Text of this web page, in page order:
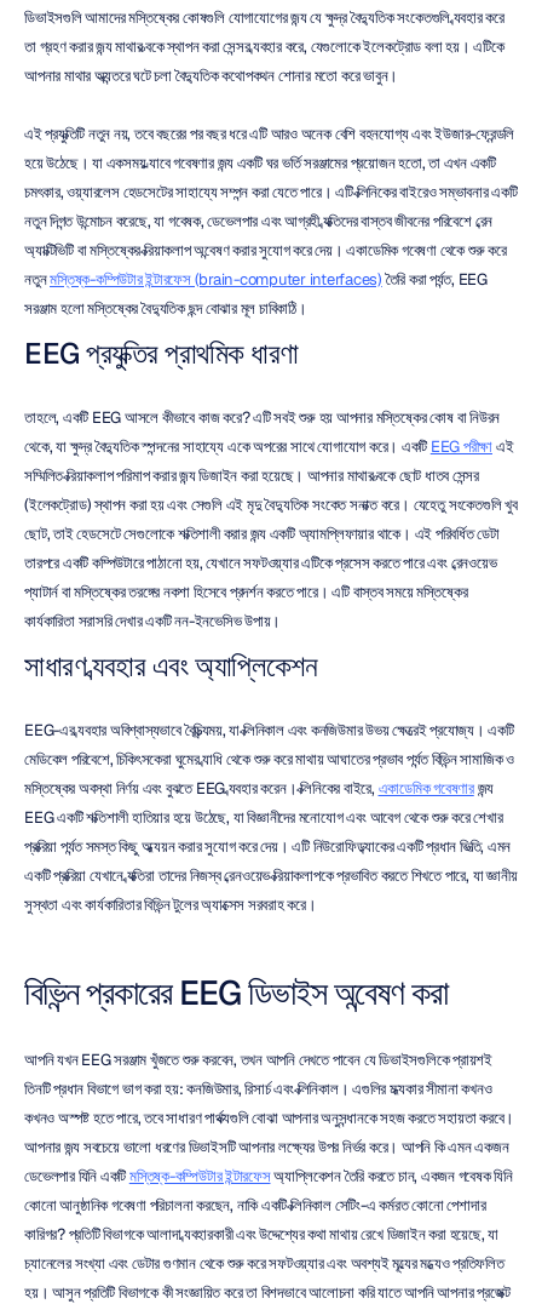
ডিভাইসগুলি আমাদের মস্তিষ্কের কোষগুলি যোগাযোগের জন্য যে ক্ষুদ্র বৈদ্যুতিক সংকেতগুলি ব্যবহার করে
তা গ্রহণ করার জন্য মাথার ত্বকে স্থাপন করা সেন্সর ব্যবহার করে, যেগুলোকে ইলেকট্রোড বলা হয়। এটিকে
আপনার মাথার অভ্যন্তরে ঘটে চলা বৈদ্যুতিক কথোপকথন শোনার মতো করে ভাবুন।
এই প্রযুক্তিটি নতুন নয়, তবে বছরের পর বছর ধরে এটি আরও অনেক বেশি বহনযোগ্য এবং ইউজার-ফ্রেন্ডলি
হয়ে উঠেছে। যা একসময় ল্যাবে গবেষণার জন্য একটি ঘর ভর্তি সরঞ্জামের প্রয়োজন হতো, তা এখন একটি
চমৎকার, ওয়্যারলেস হেডসেটের সাহায্যে সম্পন্ন করা যেতে পারে। এটি ক্লিনিকের বাইরেও সম্ভাবনার একটি
নতুন দিগন্ত উন্মোচন করেছে, যা গবেষক, ডেভেলপার এবং আগ্রহী ব্যক্তিদের বাস্তব জীবনের পরিবেশে ব্রেন
অ্যাক্টিভিটি বা মস্তিষ্কের ক্রিয়াকলাপ অন্বেষণ করার সুযোগ করে দেয়। একাডেমিক গবেষণা থেকে শুরু করে
নতুন মস্তিষ্ক-কম্পিউটার ইন্টারফেস (brain-computer interfaces) তৈরি করা পর্যন্ত, EEG
সরঞ্জাম হলো মস্তিষ্কের বৈদ্যুতিক ছন্দ বোঝার মূল চাবিকাঠি।
EEG প্রযুক্তির প্রাথমিক ধারণা
তাহলে, একটি EEG আসলে কীভাবে কাজ করে? এটি সবই শুরু হয় আপনার মস্তিষ্কের কোষ বা নিউরন
থেকে, যা ক্ষুদ্র বৈদ্যুতিক স্পন্দনের সাহায্যে একে অপরের সাথে যোগাযোগ করে। একটি EEG পরীক্ষা এই
সম্মিলিত ক্রিয়াকলাপ পরিমাপ করার জন্য ডিজাইন করা হয়েছে। আপনার মাথার ত্বকে ছোট ধাতব সেন্সর
(ইলেকট্রোড) স্থাপন করা হয় এবং সেগুলি এই মৃদু বৈদ্যুতিক সংকেত সনাক্ত করে। যেহেতু সংকেতগুলি খুব
ছোট, তাই হেডসেটে সেগুলোকে শক্তিশালী করার জন্য একটি অ্যামপ্লিফায়ার থাকে। এই পরিবর্ধিত ডেটা
তারপরে একটি কম্পিউটারে পাঠানো হয়, যেখানে সফটওয়্যার এটিকে প্রসেস করতে পারে এবং ব্রেনওয়েভ
প্যাটার্ন বা মস্তিষ্কের তরঙ্গের নকশা হিসেবে প্রদর্শন করতে পারে। এটি বাস্তব সময়ে মস্তিষ্কের
কার্যকারিতা সরাসরি দেখার একটি নন-ইনভেসিভ উপায়।
সাধারণ ব্যবহার এবং অ্যাপ্লিকেশন
EEG-এর ব্যবহার অবিশ্বাস্যভাবে বৈচিত্র্যময়, যা ক্লিনিকাল এবং কনজিউমার উভয় ক্ষেত্রেই প্রযোজ্য। একটি
মেডিকেল পরিবেশে, চিকিৎসকেরা ঘুমের ব্যাধি থেকে শুরু করে মাথায় আঘাতের প্রভাব পর্যন্ত বিভিন্ন সামাজিক ও
মস্তিষ্কের অবস্থা নির্ণয় এবং বুঝতে EEG ব্যবহার করেন। ক্লিনিকের বাইরে, একাডেমিক গবেষণার জন্য
EEG একটি শক্তিশালী হাতিয়ার হয়ে উঠেছে, যা বিজ্ঞানীদের মনোযোগ এবং আবেগ থেকে শুরু করে শেখার
প্রক্রিয়া পর্যন্ত সমস্ত কিছু অধ্যয়ন করার সুযোগ করে দেয়। এটি নিউরোফিডব্যাকের একটি প্রধান ভিত্তি, এমন
একটি প্রক্রিয়া যেখানে ব্যক্তিরা তাদের নিজস্ব ব্রেনওয়েভ ক্রিয়াকলাপকে প্রভাবিত করতে শিখতে পারে, যা জ্ঞানীয়
সুস্থতা এবং কার্যকারিতার বিভিন্ন টুলের অ্যাক্সেস সরবরাহ করে।
বিভিন্ন প্রকারের EEG ডিভাইস অন্বেষণ করা
আপনি যখন EEG সরঞ্জাম খুঁজতে শুরু করবেন, তখন আপনি দেখতে পাবেন যে ডিভাইসগুলিকে প্রায়শই
তিনটি প্রধান বিভাগে ভাগ করা হয়: কনজিউমার, রিসার্চ এবং ক্লিনিকাল। এগুলির মধ্যকার সীমানা কখনও
কখনও অস্পষ্ট হতে পারে, তবে সাধারণ পার্থক্যগুলি বোঝা আপনার অনুসন্ধানকে সহজ করতে সহায়তা করবে।
আপনার জন্য সবচেয়ে ভালো ধরণের ডিভাইসটি আপনার লক্ষ্যের উপর নির্ভর করে। আপনি কি এমন একজন
ডেভেলপার যিনি একটি মস্তিষ্ক-কম্পিউটার ইন্টারফেস অ্যাপ্লিকেশন তৈরি করতে চান, একজন গবেষক যিনি
কোনো আনুষ্ঠানিক গবেষণা পরিচালনা করছেন, নাকি একটি ক্লিনিকাল সেটিং-এ কর্মরত কোনো পেশাদার
কারিগর? প্রতিটি বিভাগকে আলাদা ব্যবহারকারী এবং উদ্দেশ্যের কথা মাথায় রেখে ডিজাইন করা হয়েছে, যা
চ্যানেলের সংখ্যা এবং ডেটার গুণমান থেকে শুরু করে সফটওয়্যার এবং অবশ্যই মূল্যের মধ্যেও প্রতিফলিত
হয়। আসুন প্রতিটি বিভাগকে কী সংজ্ঞায়িত করে তা বিশদভাবে আলোচনা করি যাতে আপনি আপনার প্রজেক্ট